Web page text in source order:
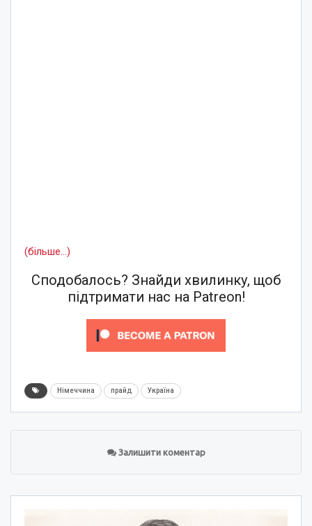
(більше…)
Сподобалось? Знайди хвилинку, щоб
підтримати нас на Patreon!
Німеччина прайд Україна
Залишити коментар